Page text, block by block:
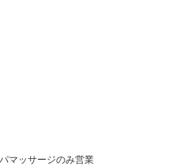
マッサージのみ営業